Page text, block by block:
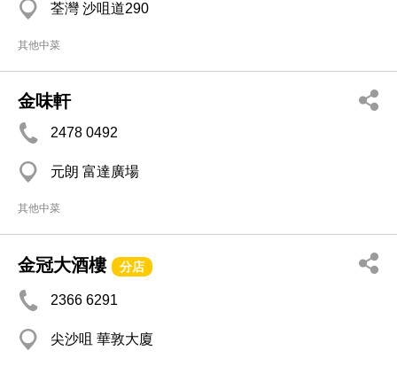
荃灣 沙咀道290
其他中菜
金味軒
2478 0492
元朗 富達廣場
其他中菜
金冠大酒樓 分店
2366 6291
尖沙咀 華敦大廈